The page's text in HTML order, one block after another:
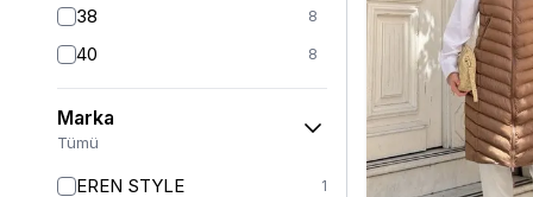
38 8
40 8
42 7
44 6
Marka
Tümü
EREN STYLE 1